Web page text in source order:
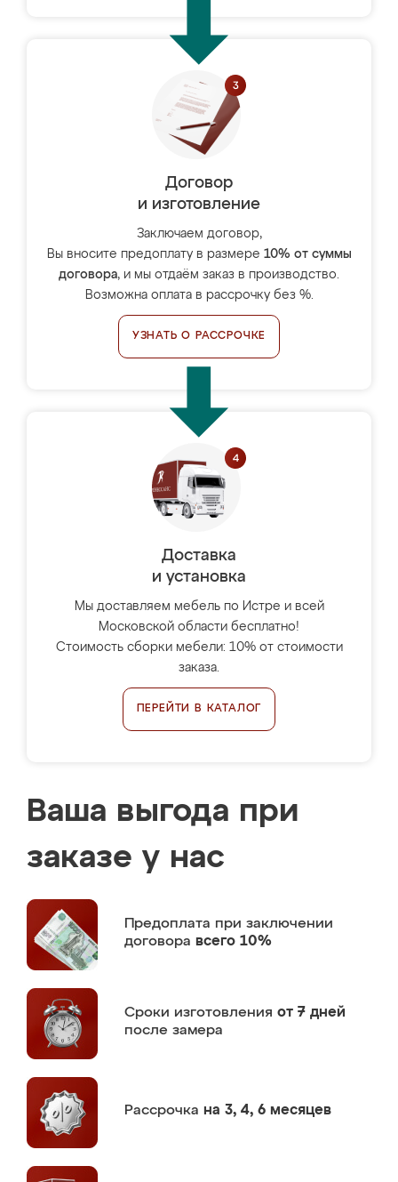
Договор
и изготовление
Заключаем договор,
Вы вносите предоплату в размере 10% от суммы
договора, и мы отдаём заказ в производство.
Возможна оплата в рассрочку без %.
УЗНАТЬ О РАССРОЧКЕ
Доставка
и установка
Мы доставляем мебель по Истре и всей
Московской области бесплатно!
Стоимость сборки мебели: 10% от стоимости
заказа.
ПЕРЕЙТИ В КАТАЛОГ
Ваша выгода при
заказе у нас
Предоплата при заключении
договора всего 10%
Сроки изготовления от 7 дней
после замера
Рассрочка на 3, 4, 6 месяцев